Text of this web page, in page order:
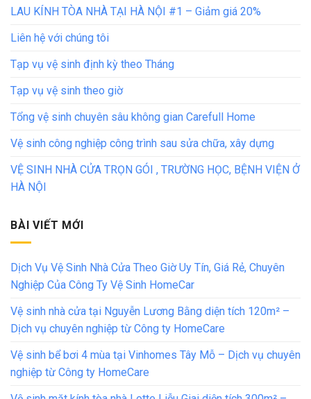
LAU KÍNH TÒA NHÀ TẠI HÀ NỘI #1 – Giảm giá 20%
Liên hệ với chúng tôi
Tạp vụ vệ sinh định kỳ theo Tháng
Tạp vụ vệ sinh theo giờ
Tổng vệ sinh chuyên sâu không gian Carefull Home
Vệ sinh công nghiệp công trình sau sửa chữa, xây dựng
VỆ SINH NHÀ CỬA TRỌN GÓI , TRƯỜNG HỌC, BỆNH VIỆN Ở
HÀ NỘI
BÀI VIẾT MỚI
Dịch Vụ Vệ Sinh Nhà Cửa Theo Giờ Uy Tín, Giá Rẻ, Chuyên
Nghiệp Của Công Ty Vệ Sinh HomeCar
Vệ sinh nhà cửa tại Nguyễn Lương Bằng diện tích 120m² –
Dịch vụ chuyên nghiệp từ Công ty HomeCare
Vệ sinh bể bơi 4 mùa tại Vinhomes Tây Mỗ – Dịch vụ chuyên
nghiệp từ Công ty HomeCare